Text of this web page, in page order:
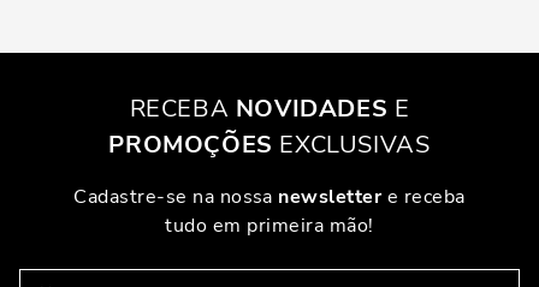
RECEBA NOVIDADES E
PROMOÇÕES EXCLUSIVAS
Cadastre-se na nossa newslettere receba
tudo em primeira mão!